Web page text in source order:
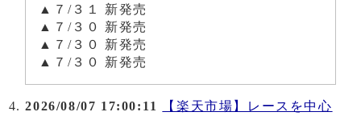
▲７/３１ 新発売
▲７/３０ 新発売
▲７/３０ 新発売
▲７/３０ 新発売
2026/08/07 17:00:11
【楽天市場】レースを中心